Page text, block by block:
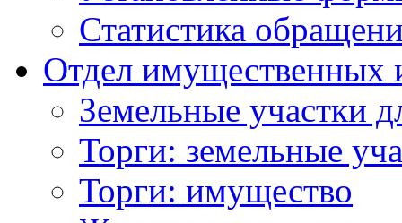
Статистика
Отдел имущественных
Земельные участки
Торги: земельные
Торги: имущество